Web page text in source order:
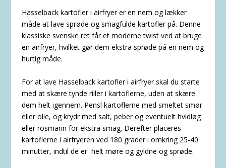
Hasselback kartofler i airfryer er en nem og lækker
måde at lave sprøde og smagfulde kartofler på. Denne
klassiske svenske ret får et moderne twist ved at bruge
en airfryer, hvilket gør dem ekstra sprøde på en nem og
hurtig måde.
For at lave Hasselback kartofler i airfryer skal du starte
med at skære tynde riller i kartoflerne, uden at skære
dem helt igennem. Pensl kartoflerne med smeltet smør
eller olie, og krydr med salt, peber og eventuelt hvidløg
eller rosmarin for ekstra smag. Derefter placeres
kartoflerne i airfryeren ved 180 grader i omkring 25-40
minutter, indtil de er helt møre og gyldne og sprøde.